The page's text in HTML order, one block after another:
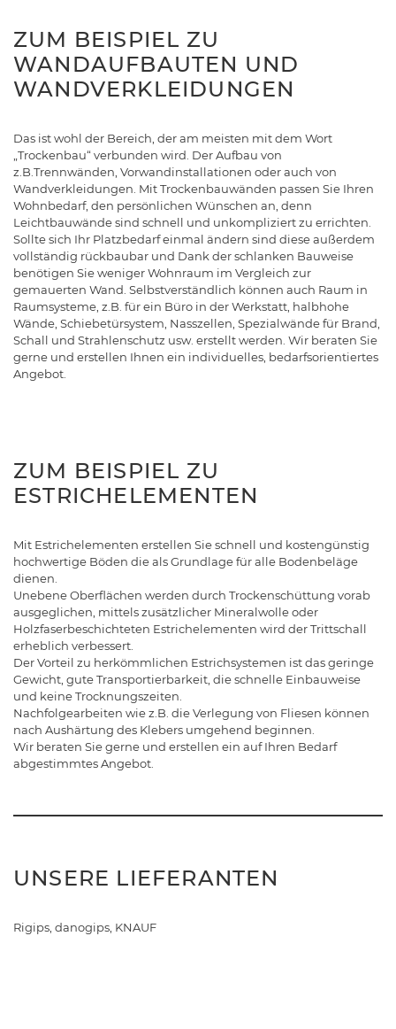
ZUM BEISPIEL ZU
WANDAUFBAUTEN UND
WANDVERKLEIDUNGEN
Das ist wohl der Bereich, der am meisten mit dem Wort
„Trockenbau“ verbunden wird. Der Aufbau von
z.B.Trennwänden, Vorwandinstallationen oder auch von
Wandverkleidungen. Mit Trockenbauwänden passen Sie Ihren
Wohnbedarf, den persönlichen Wünschen an, denn
Leichtbauwände sind schnell und unkompliziert zu errichten.
Sollte sich Ihr Platzbedarf einmal ändern sind diese außerdem
vollständig rückbaubar und Dank der schlanken Bauweise
benötigen Sie weniger Wohnraum im Vergleich zur
gemauerten Wand. Selbstverständlich können auch Raum in
Raumsysteme, z.B. für ein Büro in der Werkstatt, halbhohe
Wände, Schiebetürsystem, Nasszellen, Spezialwände für Brand,
Schall und Strahlenschutz usw. erstellt werden. Wir beraten Sie
gerne und erstellen Ihnen ein individuelles, bedarfsorientiertes
Angebot.
ZUM BEISPIEL ZU
ESTRICHELEMENTEN
Mit Estrichelementen erstellen Sie schnell und kostengünstig
hochwertige Böden die als Grundlage für alle Bodenbeläge
dienen.
Unebene Oberflächen werden durch Trockenschüttung vorab
ausgeglichen, mittels zusätzlicher Mineralwolle oder
Holzfaserbeschichteten Estrichelementen wird der Trittschall
erheblich verbessert.
Der Vorteil zu herkömmlichen Estrichsystemen ist das geringe
Gewicht, gute Transportierbarkeit, die schnelle Einbauweise
und keine Trocknungszeiten.
Nachfolgearbeiten wie z.B. die Verlegung von Fliesen können
nach Aushärtung des Klebers umgehend beginnen.
Wir beraten Sie gerne und erstellen ein auf Ihren Bedarf
abgestimmtes Angebot.
UNSERE LIEFERANTEN
Rigips, danogips, KNAUF